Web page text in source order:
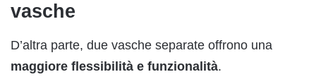
vasche
D’altra parte, due vasche separate offrono una
maggiore flessibilità e funzionalità.